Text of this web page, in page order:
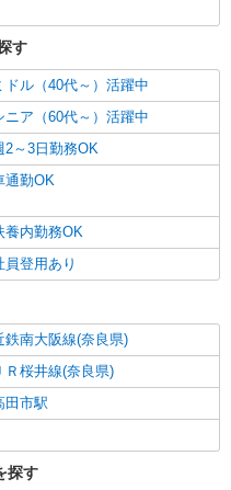
す
ドル（40代～）活躍中
ニア（60代～）活躍中
2～3日勤務OK
通勤OK
養内勤務OK
員登用あり
鉄南大阪線(奈良県)
Ｒ桜井線(奈良県)
田市駅
探す